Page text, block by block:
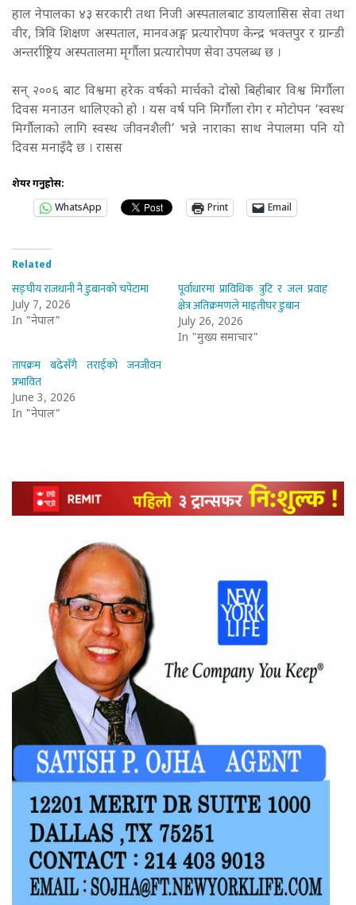
हाल नेपालका ४३ सरकारी तथा निजी अस्पतालबाट डायलासिस सेवा तथा
वीर, त्रिवि शिक्षण अस्पताल, मानवअङ्ग प्रत्यारोपण केन्द्र भक्तपुर र ग्रान्डी
अन्तर्राष्ट्रिय अस्पतालमा मृर्गौला प्रत्यारोपण सेवा उपलब्ध छ ।
सन् २००६ बाट विश्वमा हरेक वर्षको मार्चको दोस्रो बिहीबार विश्व मिर्गौला
दिवस मनाउन थालिएको हो । यस वर्ष पनि मिर्गौला रोग र मोटोपन ‘स्वस्थ
मिर्गौलाको लागि स्वस्थ जीवनशैली’ भन्ने नाराका साथ नेपालमा पनि यो
दिवस मनाइँदै छ । रासस
शेयर गर्नुहोस:
WhatsApp
Print Email
Related
सङ्घीय राजधानी नै डुबानको चपेटामा
July 7, 2026
In "नेपाल"
पूर्वाधारमा प्राविधिक त्रुटि र जल प्रवाह
क्षेत्र अतिक्रमणले माइतीघर डुबान
July 26, 2026
In "मुख्य समाचार"
तापक्रम बढेसँगै तराईको जनजीवन
प्रभावित
June 3, 2026
In "नेपाल"